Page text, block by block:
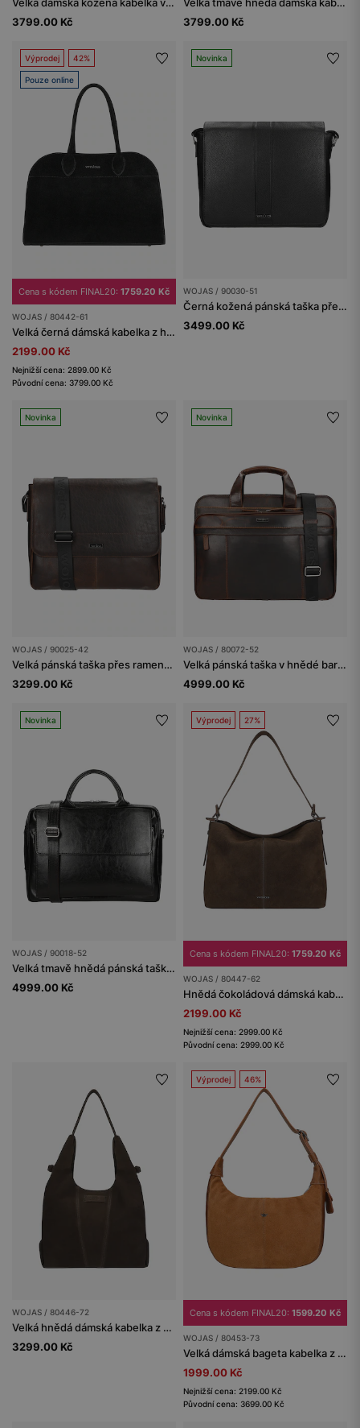
3799.00 Kč
3799.00 Kč
Výprodej 42%
Pouze online
Cena s kódem FINAL20: 1759.20 Kč
WOJAS / 80442-61
Velká černá dámská kabelka z hověziny
2199.00 Kč
Nejnižší cena: 2899.00 Kč
Původní cena: 3799.00 Kč
Novinka
WOJAS / 90030-51
Černá kožená pánská taška přes rameno
3499.00 Kč
Novinka
WOJAS / 90025-42
Velká pánská taška přes rameno z voskované kůže pull up
3299.00 Kč
Novinka
WOJAS / 80072-52
Velká pánská taška v hnědé barvě s množstvím kapes
4999.00 Kč
Novinka
WOJAS / 90018-52
Velká tmavě hnědá pánská taška z foliované kůže
4999.00 Kč
Výprodej 27%
Cena s kódem FINAL20: 1759.20 Kč
WOJAS / 80447-62
Hnědá čokoládová dámská kabelka z velurové štípené kůže
2199.00 Kč
Nejnižší cena: 2999.00 Kč
Původní cena: 2999.00 Kč
WOJAS / 80446-72
Velká hnědá dámská kabelka z velurové štípené kůže
3299.00 Kč
Výprodej 46%
Cena s kódem FINAL20: 1599.20 Kč
WOJAS / 80453-73
Velká dámská bageta kabelka z lícové kůže a velurové štěpky
1999.00 Kč
Nejnižší cena: 2199.00 Kč
Původní cena: 3699.00 Kč